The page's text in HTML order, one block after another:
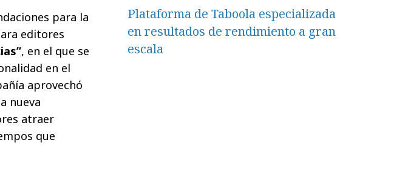
para la
editores
, en el que se
en el
aprovechó
nueva
atraer
que
Plataforma de Taboola especializada
en resultados de rendimiento a gran
escala